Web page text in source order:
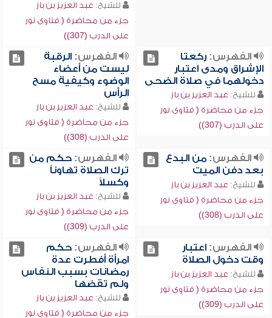
للشيخ: عبد العزيز بن باز
جزء من محاضرة ( فتاوى نور
على الدرب (307))
الفهرس:ركعتا
الإشراق ومدى اعتبار
دخولهما في صلاة الضحى
للشيخ: عبد العزيز بن باز
جزء من محاضرة ( فتاوى نور
على الدرب (307))
الفهرس:الرقبة
ليست من أعضاء
الوضوء وكيفية مسح
الرأس
للشيخ: عبد العزيز بن باز
جزء من محاضرة ( فتاوى نور
على الدرب (308))
الفهرس:من البدع
بعد دفن الميت
للشيخ: عبد العزيز بن باز
جزء من محاضرة ( فتاوى نور
على الدرب (308))
الفهرس:حكم من
ترك الصلاة تهاوناً
وكسلاً
للشيخ: عبد العزيز بن باز
جزء من محاضرة ( فتاوى نور
على الدرب (309))
الفهرس:اعتبار
وقت دخول الصلاة
للشيخ: عبد العزيز بن باز
جزء من محاضرة ( فتاوى نور
على الدرب (309))
الفهرس:حكم
امرأة أفطرت عدة
رمضانات بسبب النفاس
ولم تقضها
للشيخ: عبد العزيز بن باز
جزء من محاضرة ( فتاوى نور